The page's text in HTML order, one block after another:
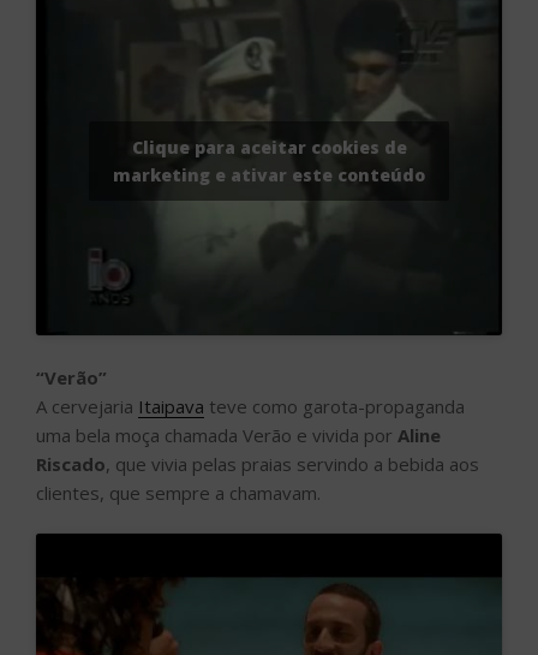
Clique para aceitar cookies de
marketing e ativar este conteúdo
“Verão”
A cervejaria Itaipava teve como garota-propaganda
uma bela moça chamada Verão e vivida por Aline
Riscado, que vivia pelas praias servindo a bebida aos
clientes, que sempre a chamavam.